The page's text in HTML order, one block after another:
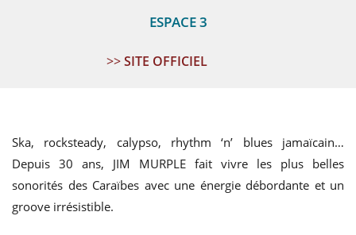
ESPACE 3
>> SITE OFFICIEL
Ska, rocksteady, calypso, rhythm ‘n’ blues jamaïcain…
Depuis 30 ans, JIM MURPLE fait vivre les plus belles
sonorités des Caraïbes avec une énergie débordante et un
groove irrésistible.